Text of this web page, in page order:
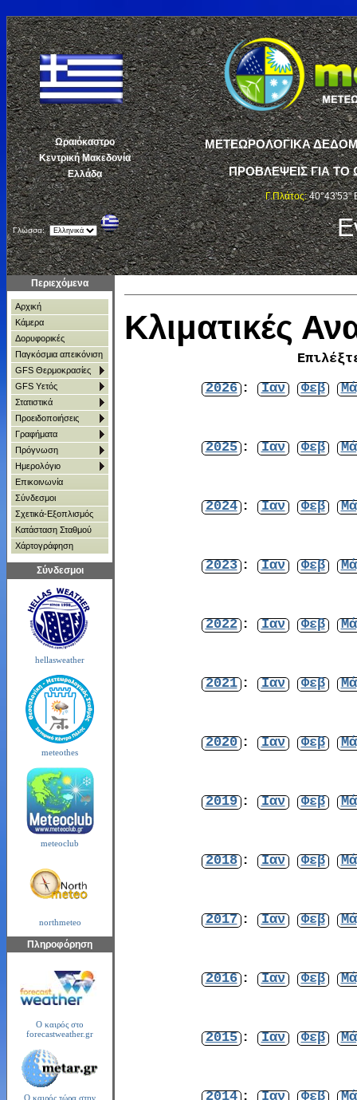
Ωραιόκαστρο
Κεντρική Μακεδονία
Ελλάδα
ΜΕΤΕΩΡΟΛΟΓΙΚΑ
ΠΡΟΒΛΕΨΕΙΣ ΓΙΑ ΤΟ
Γ.Πλάτος:40°43'53"
Γλώσσα:
Περιεχόμενα
Αρχική
Κάμερα
Δορυφορικές
Παγκόσμια απεικόνιση
GFS Θερμοκρασίες
GFS Υετός
Στατιστικά
Προειδοποιήσεις
Γραφήματα
Πρόγνωση
Ημερολόγιο
Επικοινωνία
Σύνδεσμοι
Σχετικά-Εξοπλισμός
Κατάσταση Σταθμού
Χάρτoγράφηση
Σύνδεσμοι
hellasweather
meteothes
meteoclub
northmeteo
Πληροφόρηση
Ο καιρός στο
forecastweather.gr
Ο καιρός τώρα στην
Κλιματικές
2026 : Ιαν Φεβ
2025 : Ιαν Φεβ
2024 : Ιαν Φεβ
2023 : Ιαν Φεβ
2022 : Ιαν Φεβ
2021 : Ιαν Φεβ
2020 : Ιαν Φεβ
2019 : Ιαν Φεβ
2018 : Ιαν Φεβ
2017 : Ιαν Φεβ
2016 : Ιαν Φεβ
2015 : Ιαν Φεβ
2014 : Ιαν Φεβ